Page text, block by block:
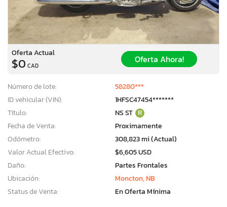
Oferta Actual
$0 CAD
Oferta Ahora!
Número de lote:
58280***
ID vehicular (VIN):
1HFSC47454*******
Título:
NS ST R
Fecha de Venta:
Proximamente
Odómetro:
308,823 mi (Actual)
Valor Actual Efectivo:
$6,605 USD
Daño:
Partes Frontales
Ubicación:
Moncton, NB
Status de Venta:
En Oferta Mínima